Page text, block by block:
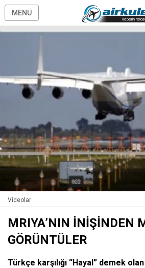
MENÜ
Videolar
MRIYA’NIN İNİŞİNDEN
GÖRÜNTÜLER
Türkçe karşılığı “Hayal” demek